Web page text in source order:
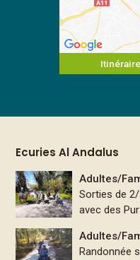
Ecuries Al Andalus
Adultes/
Sorties de
avec des
Adultes/
Randonnée